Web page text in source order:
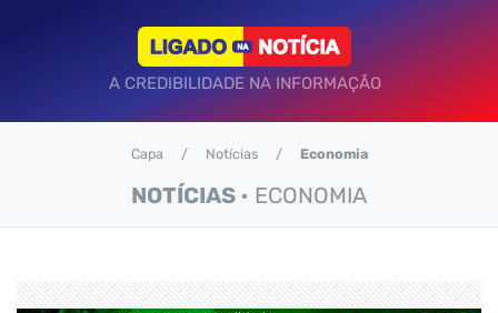
A CREDIBILIDADE NA INFORMAÇÃO
NOTÍCIAS • ECONOMIA
Capa Notícias Economia